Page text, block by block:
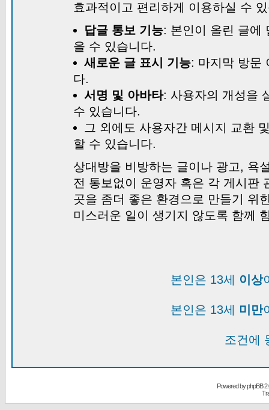
효과적이고 편리하게 이용하실 수
답글 통보 기능: 본인이 올린 글에
을 수 있습니다.
새로운 글 표시 기능: 마지막 방문
다.
서명 및 아바타: 사용자의 개성을
수 있습니다.
그 외에도 사용자간 메시지 교환
할 수 있습니다.
상대방을 비방하는 글이나 광고, 욕
전 통보없이 운영자 혹은 각 게시판
곳을 좀더 좋은 환경으로 만들기 위
미스러운 일이 생기지 않도록 함께
본인은 13세 이상
본인은 13세 미만
조건에
Powered byphpBB